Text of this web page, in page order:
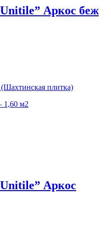
Аркос беж
плитка)
1,60 м2
Аркос